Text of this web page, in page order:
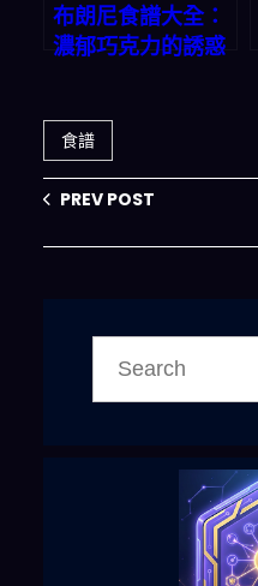
布朗尼食譜大全：
濃郁巧克力的誘惑
食譜
PREV POST